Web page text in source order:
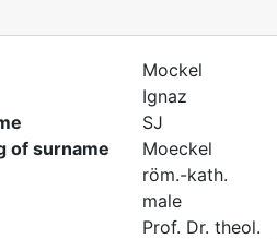
Mockel
Ignaz
SJ
of surname
Moeckel
röm.-kath.
male
Prof. Dr. theol.